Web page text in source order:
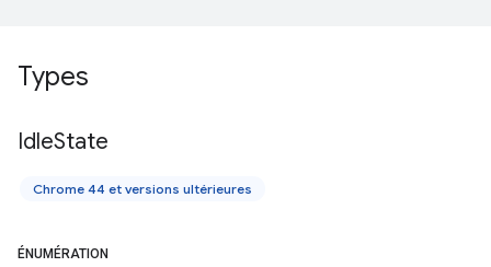
Types
IdleState
Chrome 44 et versions ultérieures
ÉNUMÉRATION